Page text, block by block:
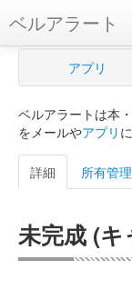
ベルアラート
ベルアラートとは
新規登録
ログイン
購入管理
アプリ
ベルアラートは本
をメールやアプリ
詳細 所有管
未完成 (